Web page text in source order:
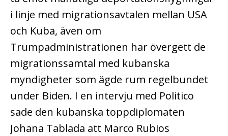
i linje med migrationsavtalen mellan USA
och Kuba, även om
Trumpadministrationen har övergett de
migrationssamtal med kubanska
myndigheter som ägde rum regelbundet
under Biden. I en intervju med Politico
sade den kubanska toppdiplomaten
Johana Tablada att Marco Rubios